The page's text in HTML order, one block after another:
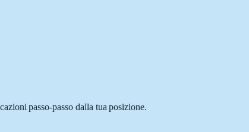
passo-passo dalla tua posizione.